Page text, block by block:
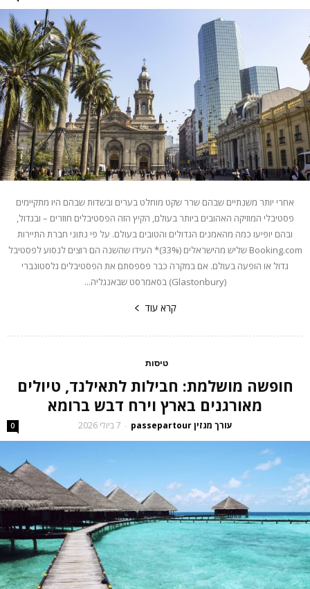
אחרי יותר משנתיים שבהם שרר שקט מוחלט בערים ובשדות שבהם היו מתקיימים
פסטיבלי המוזיקה האהובים ביותר בעולם, הקיץ הזה הפסטיבלים חוזרים – ובגדול,
ובהם יופיעו כמה מהאמנים הגדולים והטובים בעולם. על פי נתוני חברת התיירות
Booking.com שליש מהישראלים (33%)* העידו שהשנה הם רוצים לנסוע לפסטיבל
גדול או הופעה בעולם. אם במקרה כבר פספסתם את הפסטיבלים גלסטונברי
(Glastonbury) בסאמרסט שבאנגליה...
קרא עוד
טיסות
חופשה מושלמת: חבילות לתאילנד, טיולים
מאורגנים בארץ וירח דבש ברומא
עורך מגזין passepartour - 7 ביולי 2026 0